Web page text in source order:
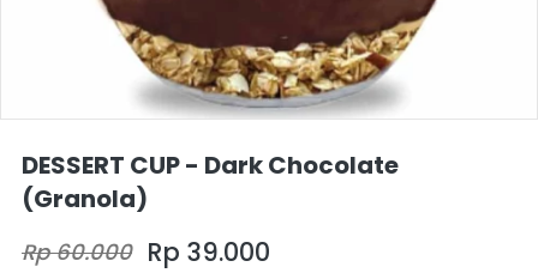
DESSERT CUP - Dark Chocolate
(Granola)
Rp 60.000 Rp 39.000